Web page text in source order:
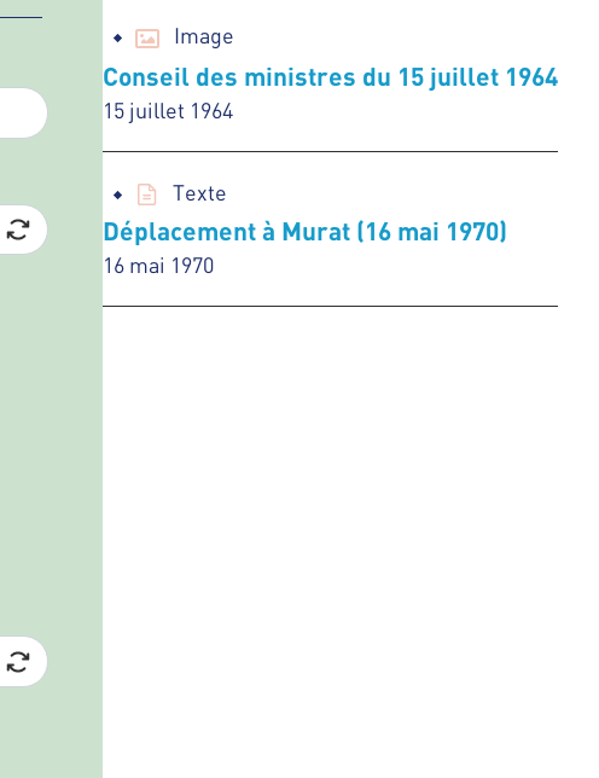
Image
Conseil des ministres du 15 juillet 1964
15 juillet 1964
Texte
Déplacement à Murat (16 mai 1970)
16 mai 1970